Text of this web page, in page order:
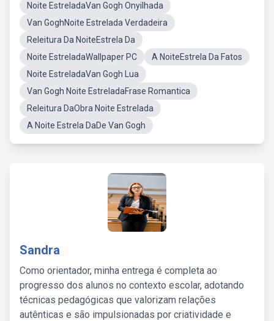
Noite EstreladaVan Gogh Onyilhada
Van GoghNoite Estrelada Verdadeira
Releitura Da NoiteEstrela Da
Noite EstreladaWallpaper PC
A NoiteEstrela Da Fatos
Noite EstreladaVan Gogh Lua
Van Gogh Noite EstreladaFrase Romantica
Releitura DaObra Noite Estrelada
A Noite Estrela DaDe Van Gogh
Sandra
Como orientador, minha entrega é completa ao
progresso dos alunos no contexto escolar, adotando
técnicas pedagógicas que valorizam relações
autênticas e são impulsionadas por criatividade e